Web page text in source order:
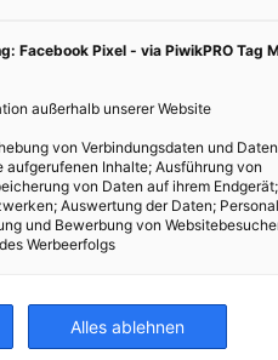
verwesen allerdings schneller
sechs Monaten, bei Platanen
Blättern. Mit kleinen
des im Herbst angelegten
vermischt werden.
TWEET
Facebook Pixel - via PiwikPRO Tag
außerhalb unserer Website
von Verbindungsdaten und
aufgerufenen Inhalte; Ausführung von
von Daten auf ihrem Endgerät;
Auswertung der Daten;
und Bewerbung von
Werbeerfolgs
Alles ablehnen